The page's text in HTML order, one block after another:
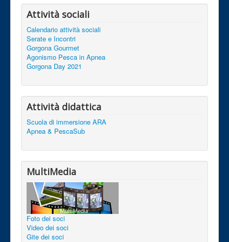
Attività sociali
Calendario attività sociali
Serate e Incontri
Gorgona Gourmet
Agonismo Pesca in Apnea
Gorgona Day 2021
Attività didattica
Scuola di immersione ARA
Apnea & PescaSub
MultiMedia
Foto dei soci
Video dei soci
Gite dei soci